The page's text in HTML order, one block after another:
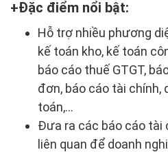
Đặc điểm nổi bật:
Hỗ trợ nhiều phương
kế toán kho, kế toán
báo cáo thuế GTGT,
đơn, báo cáo tài chính,
toán,...
Đưa ra các báo cáo tài
liên quan để doanh